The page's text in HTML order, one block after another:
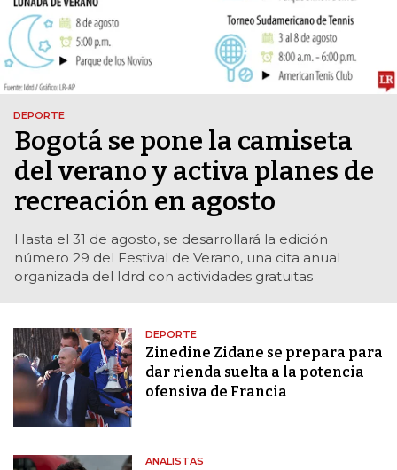
DEPORTE
Bogotá se pone la camiseta
del verano y activa planes de
recreación en agosto
Hasta el 31 de agosto, se desarrollará la edición
número 29 del Festival de Verano, una cita anual
organizada del Idrd con actividades gratuitas
DEPORTE
Zinedine Zidane se prepara para
dar rienda suelta a la potencia
ofensiva de Francia
ANALISTAS